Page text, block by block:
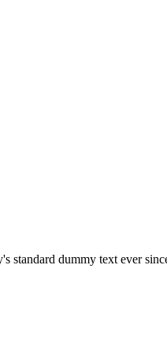
dummy text ever